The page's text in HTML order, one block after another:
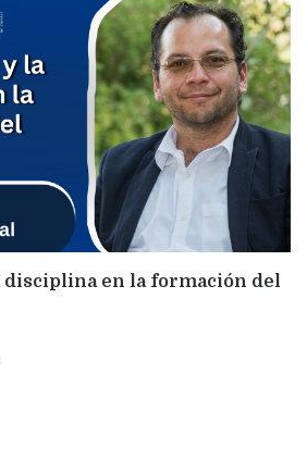
disciplina en la formación del